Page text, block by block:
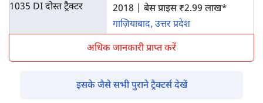
2018 | बेस प्राइस ₹2.99 लाख*
गाज़ियाबाद, उत्तर प्रदेश
अधिक जानकारी प्राप्त करें
इसके जैसे सभी पुराने ट्रैक्टर्स देखें